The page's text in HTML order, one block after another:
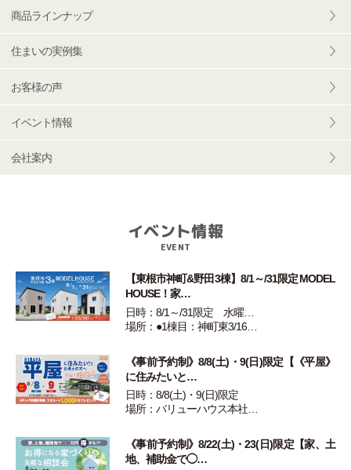
商品ラインナップ
住まいの実例集
お客様の声
イベント情報
会社案内
イベント情報
EVENT
【東根市神町&野田3棟】8/1～/31限定 MODEL
HOUSE！家…
日時：8/1～/31限定 水曜…
場所：●1棟目：神町東3/16…
《事前予約制》8/8(土)・9(日)限定【《平屋》
に住みたいと…
日時：8/8(土)・9(日)限定
場所：バリューハウス本社…
《事前予約制》8/22(土)・23(日)限定【家、土
地、補助金で◯…